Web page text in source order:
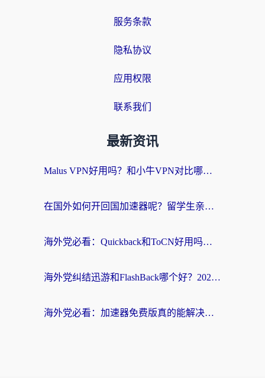
服务条款
隐私协议
应用权限
联系我们
最新资讯
Malus VPN好用吗？和小牛VPN对比哪个回国效果更好？海外党亲测实用指南
在国外如何开回国加速器呢？留学生亲测的无缝访问国内资源指南
海外党必看：Quickback和ToCN好用吗？3分钟选对回国加速器的实用指南
海外党纠结迅游和FlashBack哪个好？2026实用指南教你选对回国加速器
海外党必看：加速器免费版真的能解决回国访问难题吗？附实用选择指南